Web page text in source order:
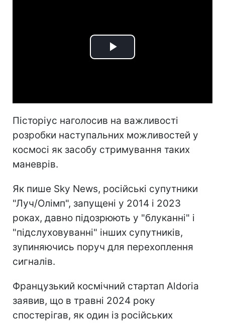
Play
Пісторіус наголосив на важливості
розробки наступальних можливостей у
космосі як засобу стримування таких
маневрів.
Як пише Sky News, російські супутники
"Луч/Олімп", запущені у 2014 і 2023
роках, давно підозрюють у "блуканні" і
"підслуховуванні" інших супутників,
зупиняючись поруч для перехоплення
сигналів.
Французький космічний стартап Aldoria
заявив, що в травні 2024 року
спостерігав, як один із російських